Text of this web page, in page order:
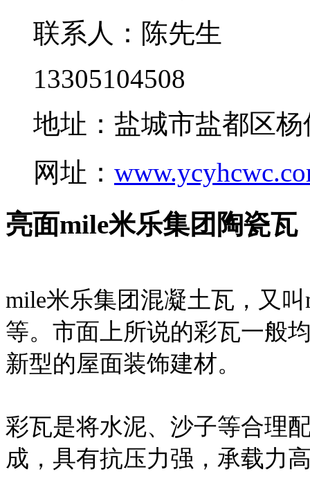
联系人：陈先生
13305104508
地址：盐城市盐都区
网址：
亮面mile米乐集团陶瓷瓦
mile米乐集团混凝土瓦，又
等。市面上所说的彩瓦一般
新型的屋面装饰建材。
彩瓦是将水泥、沙子等合理
成，具有抗压力强，承载力